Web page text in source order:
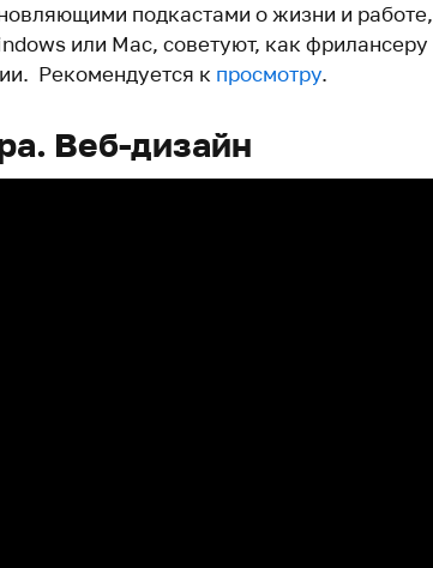
подкастами о жизни и работе,
или Mac, советуют, как фрилансеру
Рекомендуется к просмотру.
Веб-дизайн